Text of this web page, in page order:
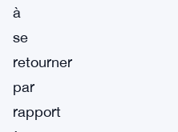
à
se
retourner
par
rapport